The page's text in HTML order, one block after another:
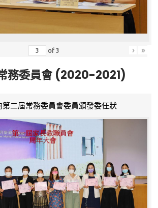
of3 › »
務委員會 (2020-2021)
第二屆常務委員會委員頒發委任狀